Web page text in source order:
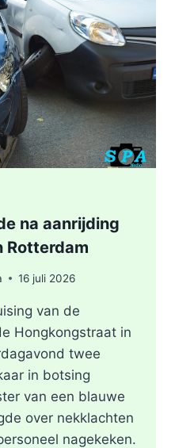
na aanrijding
Rotterdam
16 juli 2026
van de
Hongkongstraat in
twee
in botsing
van een blauwe
over nekklachten
nagekeken.